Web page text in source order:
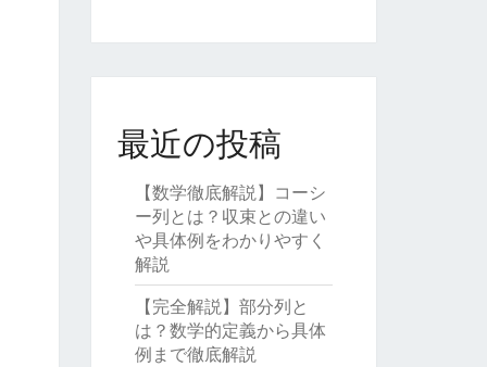
<link href="https://fonts.googleapis.com/css2?family=Roboto&family=Open+Sans&display=swap" rel="stylesheet">
最近の投稿
【数学徹底解説】コーシ
ー列とは？収束との違い
や具体例をわかりやすく
解説
【完全解説】部分列と
は？数学的定義から具体
例まで徹底解説